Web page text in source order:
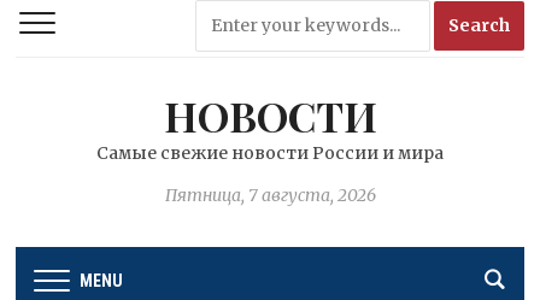
НОВОСТИ
Самые свежие новости России и мира
Пятница, 7 августа, 2026
MENU